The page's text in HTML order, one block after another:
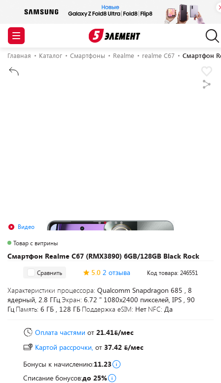
Главная Каталог Смартфоны Realme realme C67 Смартфон
Смартфон Realme C67 (RMX3890) 6GB/128GB Black Rock
Видео
Товар с витрины
Сравнить 5.0 2 отзыва Код товара: 246551
Характеристики процессора: Qualcomm Snapdragon 685 , 8
ядерный, 2.8 ГГц Экран: 6.72 " 1080x2400 пикселей, IPS , 90
Гц Память: 6 ГБ , 128 ГБ Поддержка eSIM: Нет NFC: Да
Оплата частями от 21.41 /мес
Картой рассрочки, от 37.42
/мес
Бонусы к начислению:11.23
Списание бонусов:до 25%